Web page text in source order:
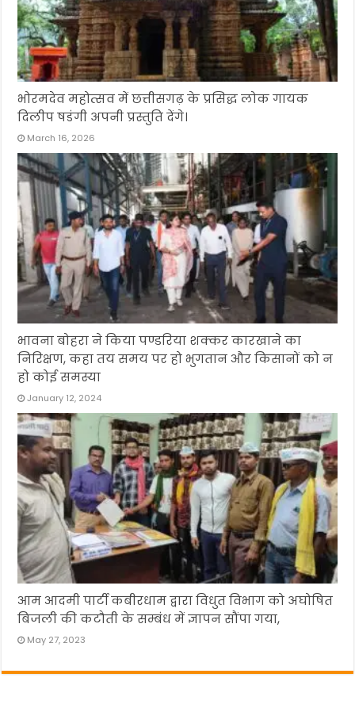
भोरमदेव महोत्सव में छत्तीसगढ़ के प्रसिद्ध लोक गायक
दिलीप षडंगी अपनी प्रस्तुति देंगे।
March 16, 2026
भावना बोहरा ने किया पण्डरिया शक्कर कारखाने का
निरिक्षण, कहा तय समय पर हो भुगतान और किसानों को न
हो कोई समस्या
January 12, 2024
आम आदमी पार्टी कबीरधाम द्वारा विधुत विभाग को अघोषित
बिजली की कटौती के सम्बंध में ज्ञापन सौंपा गया,
May 27, 2023